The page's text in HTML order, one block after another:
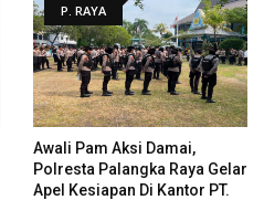
P. RAYA
Awali Pam Aksi Damai,
Polresta Palangka Raya Gelar
Apel Kesiapan Di Kantor PT.